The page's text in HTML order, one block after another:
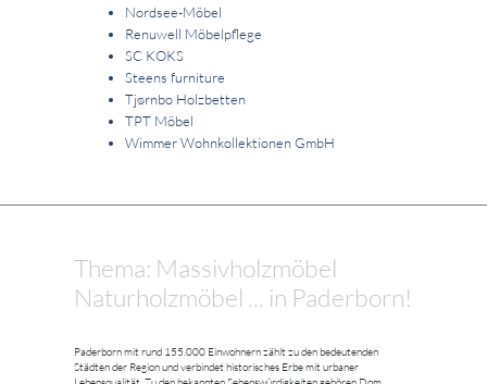
Nordsee-Möbel
Renuwell Möbelpflege
SC KOKS
Steens furniture
Tjørnbo Holzbetten
TPT Möbel
Wimmer Wohnkollektionen GmbH
Thema: Massivholzmöbel
Naturholzmöbel ... in Paderborn!
Paderborn mit rund 155.000 Einwohnern zählt zu den bedeutenden
Städten der Region und verbindet historisches Erbe mit urbaner